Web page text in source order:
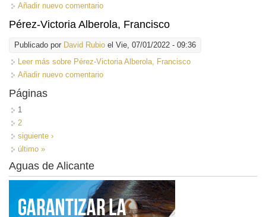
Añadir nuevo comentario
Pérez-Victoria Alberola, Francisco
Publicado por David Rubio el Vie, 07/01/2022 - 09:36
Leer más sobre Pérez-Victoria Alberola, Francisco
Añadir nuevo comentario
Páginas
1
2
siguiente ›
último »
Aguas de Alicante